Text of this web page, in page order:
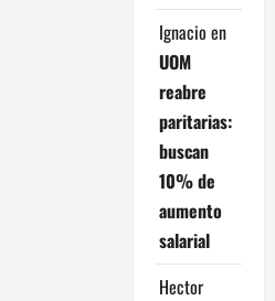
Ignacio en
UOM
reabre
paritarias:
buscan
10% de
aumento
salarial
Hector